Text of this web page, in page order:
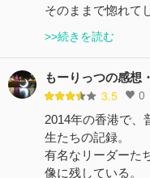
そのままで惚れて
>>続きを読む
もーりっつの感想
3.5 0
2014年の香港で、
生たちの記録。
有名なリーダーた
像に残している。